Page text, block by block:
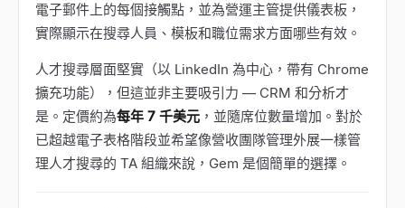
電子郵件上的每個接觸點，並為營運主管提供儀表板，
實際顯示在搜尋人員、模板和職位需求方面哪些有效。
人才搜尋層面堅實（以 LinkedIn 為中心，帶有 Chrome
擴充功能），但這並非主要吸引力 — CRM 和分析才
是。定價約為每年 7 千美元 ，並隨席位數量增加。對於
已超越電子表格階段並希望像營收團隊管理外展一樣管
理人才搜尋的 TA 組織來說，Gem 是個簡單的選擇。